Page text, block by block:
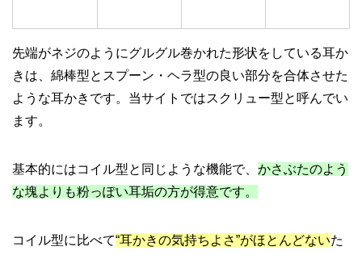
先端がネジのようにグルグル巻かれた形状をしている耳か
きは、綿棒型とスプーン・ヘラ型の良い部分を合体させた
ような耳かきです。当サイトではスクリュー型と呼んでい
ます。
基本的にはコイル型と同じような機能で、 かさぶたのよう
な塊よりも粉っぽい耳垢の方が得意です。
コイル型に比べて“耳かきの気持ちよさ”がほとんどないた